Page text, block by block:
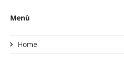
Menù
Home